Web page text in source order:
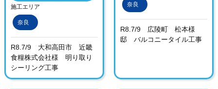
施工エリア
奈良
R8.7/9 大和高田市 近畿
食糧株式会社様 明り取り
シーリング工事
奈良
R8.7/9 広陵町 松本様
邸 バルコニータイル工事